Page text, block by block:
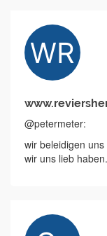
@petermeter:
wir beleidigen
wir uns lieb haben.